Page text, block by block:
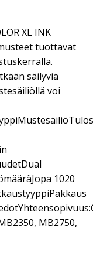
XL INK
tuottavat
säilyviä
voi
1020
MB2750,